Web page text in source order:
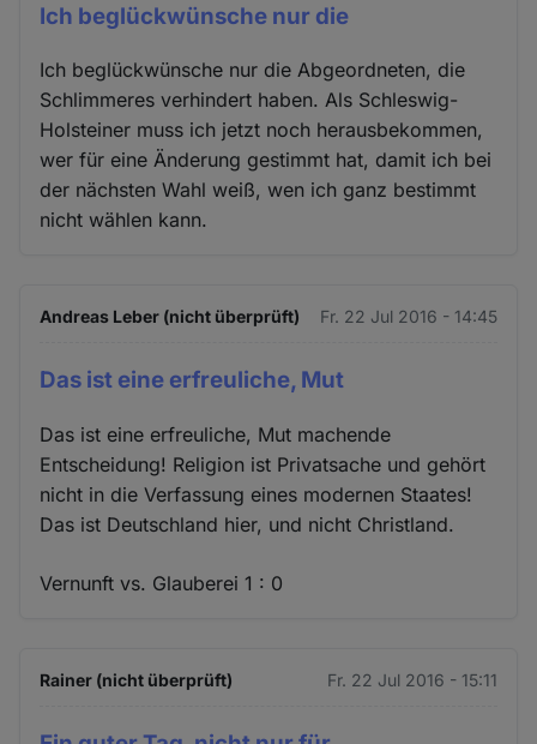
Ich beglückwünsche nur die
Ich beglückwünsche nur die Abgeordneten, die
Schlimmeres verhindert haben. Als Schleswig-
Holsteiner muss ich jetzt noch herausbekommen,
wer für eine Änderung gestimmt hat, damit ich bei
der nächsten Wahl weiß, wen ich ganz bestimmt
nicht wählen kann.
Andreas Leber (nicht überprüft) Fr. 22 Jul 2016 - 14:45
Das ist eine erfreuliche, Mut
Das ist eine erfreuliche, Mut machende
Entscheidung! Religion ist Privatsache und gehört
nicht in die Verfassung eines modernen Staates!
Das ist Deutschland hier, und nicht Christland.
Vernunft vs. Glauberei 1 : 0
Rainer (nicht überprüft) Fr. 22 Jul 2016 - 15:11